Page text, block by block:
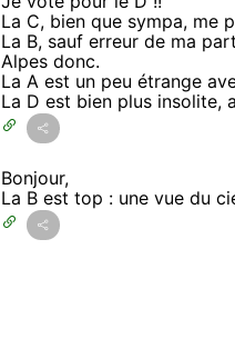
La C, bien que sympa, me
La B, sauf erreur de ma
Alpes donc.
La A est un peu étrange
La D est bien plus insolite,
Bonjour,
La B est top : une vue du